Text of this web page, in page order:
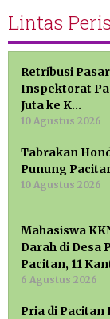
Lintas
Retribusi
Inspektorat
Juta ke K…
10 Agustus 2026
Tabrakan
Punung
10 Agustus 2026
Mahasiswa
Darah di Desa
Pacitan, 11
6 Agustus 2026
Pria di Pacitan